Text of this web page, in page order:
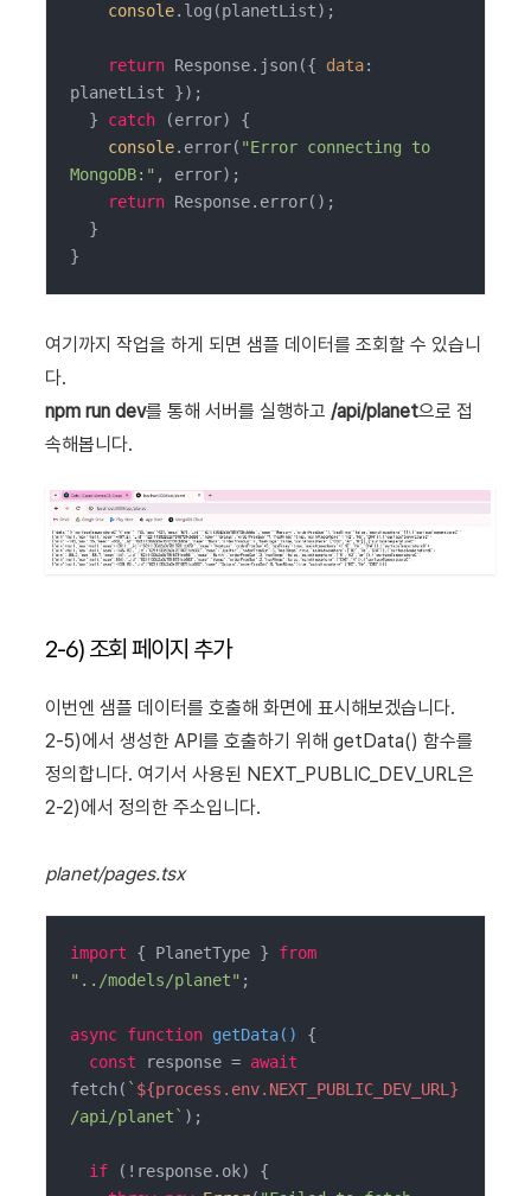
console.log(planetList);
return Response.json({ data:
planetList });
  }
catch (error) {
console.error( "Error connecting to
MongoDB:" , error);
return Response.error();
}
여기까지 작업을 하게 되면 샘플 데이터를 조회할 수 있습니
다.
npm run dev를 통해 서버를 실행하고 /api/planet으로 접
속해봅니다.
2-6) 조회 페이지 추가
이번엔 샘플 데이터를 호출해 화면에 표시해보겠습니다.
2-5)에서 생성한 API를 호출하기 위해 getData() 함수를
정의합니다. 여기서 사용된 NEXT_PUBLIC_DEV_URL은
2-2)에서 정의한 주소입니다.
planet/pages.tsx
import { PlanetType } from
"../models/planet" ;
async function getData( ) {
const response = await
fetch( ` ${process.env.NEXT_PUBLIC_DEV_URL}
/api/planet` );
if (!response.ok) {